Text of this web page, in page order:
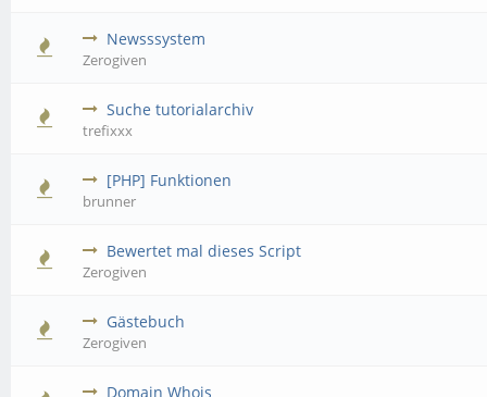
Newsssystem
Zerogiven
Suche tutorialarchiv
trefixxx
[PHP] Funktionen
brunner
Bewertet mal dieses Script
Zerogiven
Gästebuch
Zerogiven
Domain Whois